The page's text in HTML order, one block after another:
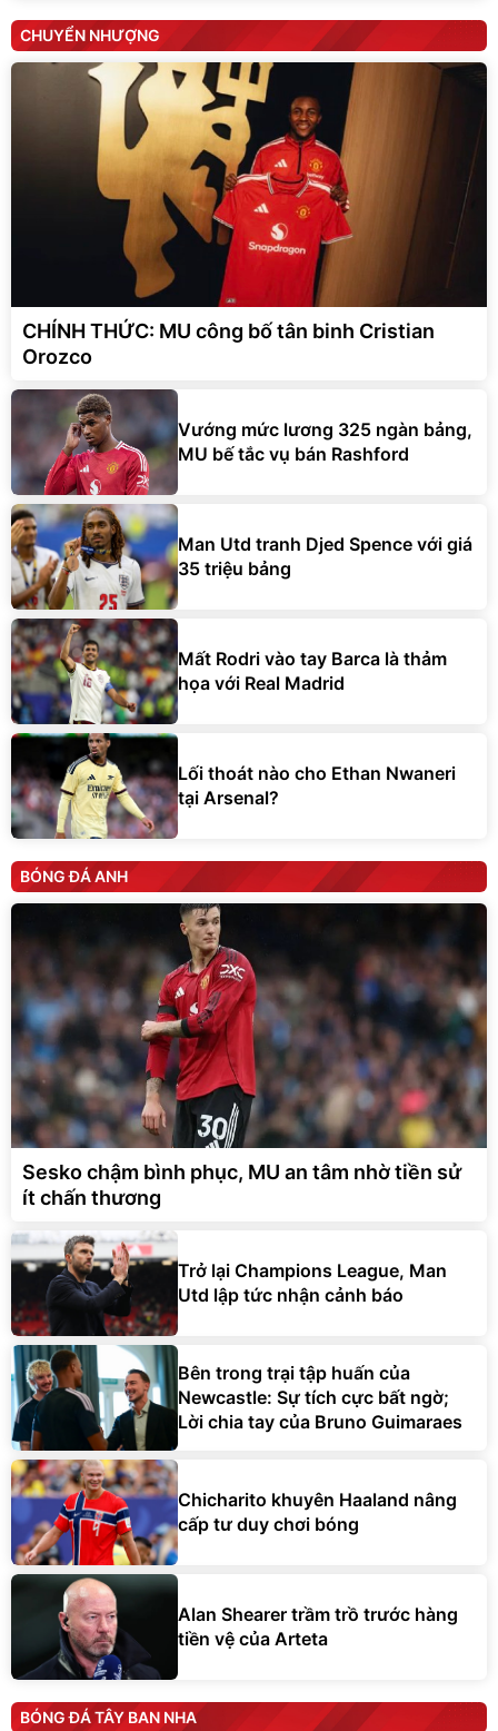
CHUYỂN NHƯỢNG
CHÍNH THỨC: MU công bố tân binh Cristian
Orozco
Vướng mức lương 325 ngàn bảng,
MU bế tắc vụ bán Rashford
Man Utd tranh Djed Spence với giá
35 triệu bảng
Mất Rodri vào tay Barca là thảm
họa với Real Madrid
Lối thoát nào cho Ethan Nwaneri
tại Arsenal?
BÓNG ĐÁ ANH
Sesko chậm bình phục, MU an tâm nhờ tiền sử
ít chấn thương
Trở lại Champions League, Man
Utd lập tức nhận cảnh báo
Bên trong trại tập huấn của
Newcastle: Sự tích cực bất ngờ;
Lời chia tay của Bruno Guimaraes
Chicharito khuyên Haaland nâng
cấp tư duy chơi bóng
Alan Shearer trầm trồ trước hàng
tiền vệ của Arteta
BÓNG ĐÁ TÂY BAN NHA